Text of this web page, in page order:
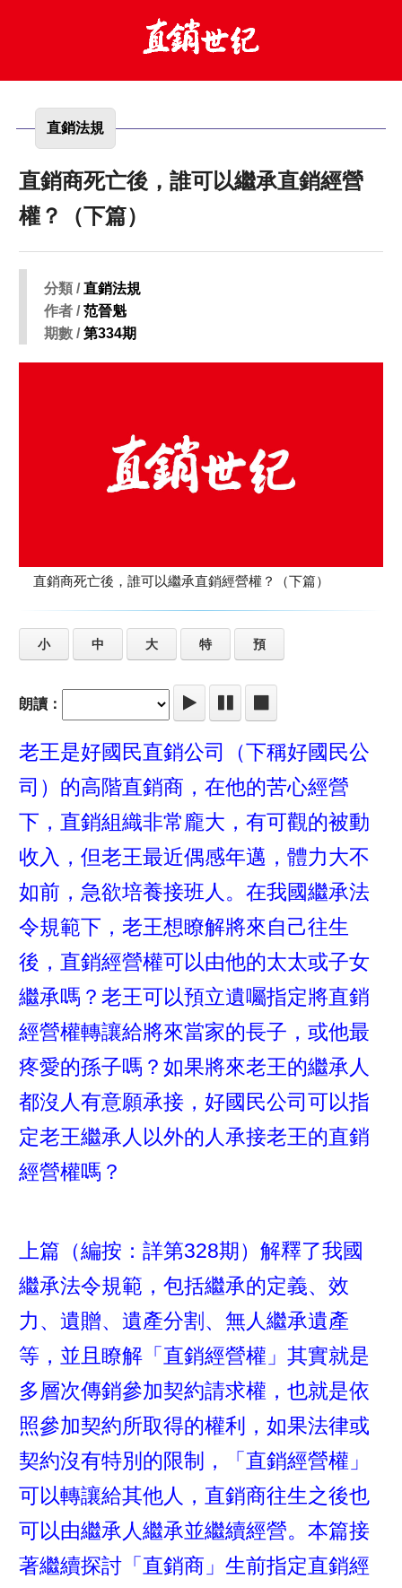
直銷法規
直銷商死亡後，誰可以繼承直銷經營
權？（下篇）
分類 /直銷法規
作者 /范晉魁
期數 /第334期
直銷商死亡後，誰可以繼承直銷經營權？（下篇）
小 中 大 特 預
朗讀：
老王是好國民直銷公司（下稱好國民公
司）的高階直銷商，在他的苦心經營
下，直銷組織非常龐大，有可觀的被動
收入，但老王最近偶感年邁，體力大不
如前，急欲培養接班人。在我國繼承法
令規範下，老王想瞭解將來自己往生
後，直銷經營權可以由他的太太或子女
繼承嗎？老王可以預立遺囑指定將直銷
經營權轉讓給將來當家的長子，或他最
疼愛的孫子嗎？如果將來老王的繼承人
都沒人有意願承接，好國民公司可以指
定老王繼承人以外的人承接老王的直銷
經營權嗎？
上篇（編按：詳第328期）解釋了我國
繼承法令規範，包括繼承的定義、效
力、遺贈、遺產分割、無人繼承遺產
等，並且瞭解「直銷經營權」其實就是
多層次傳銷參加契約請求權，也就是依
照參加契約所取得的權利，如果法律或
契約沒有特別的限制，「直銷經營權」
可以轉讓給其他人，直銷商往生之後也
可以由繼承人繼承並繼續經營。本篇接
著繼續探討「直銷商」生前指定直銷經